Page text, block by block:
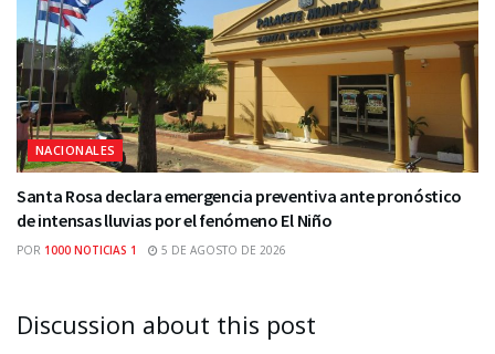
NACIONALES
Santa Rosa declara emergencia preventiva ante pronóstico
de intensas lluvias por el fenómeno El Niño
POR 1000 NOTICIAS 1 5 DE AGOSTO DE 2026
Discussion about this post